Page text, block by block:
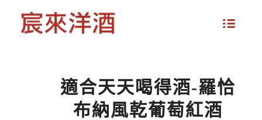
適合天天喝得酒-羅恰
布納風乾葡萄紅酒